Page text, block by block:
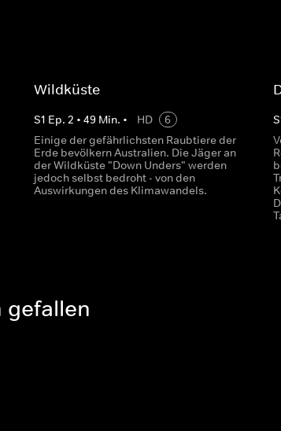
Wildküste
S1 Ep.2 •49 Min. • HD
6
Einige der gefährlichsten Raubtiere der
Erde bevölkern Australien. Die Jäger an
der Wildküste "Down Unders" werden
jedoch selbst bedroht - von den
Auswirkungen des Klimawandels.
S
gefallen